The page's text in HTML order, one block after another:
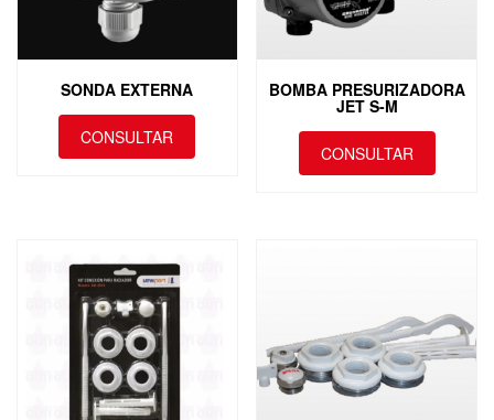
SONDA EXTERNA
CONSULTAR
BOMBA PRESURIZADORA
JET S-M
CONSULTAR